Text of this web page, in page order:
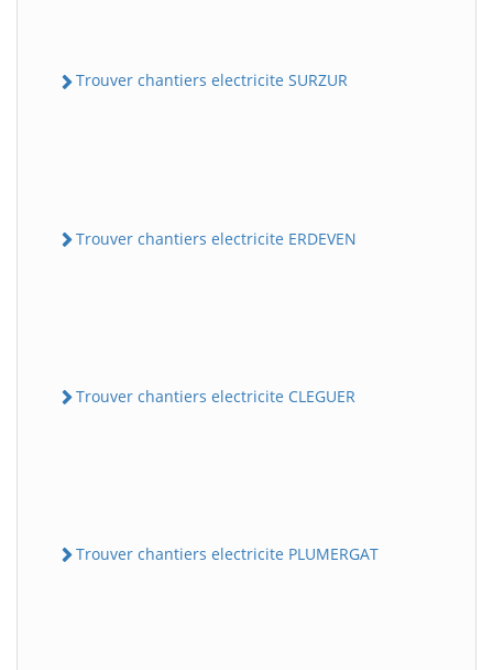
Trouver chantiers electricite SURZUR
Trouver chantiers electricite ERDEVEN
Trouver chantiers electricite CLEGUER
Trouver chantiers electricite PLUMERGAT